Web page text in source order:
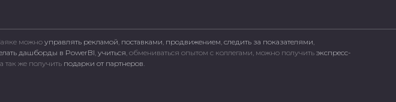
можно управлять рекламой, поставками, продвижением, следить за показателями,
дашборды в PowerBI, учиться, обмениваться опытом с коллегами, можно получить экспресс-
а так же получить подарки от партнеров.